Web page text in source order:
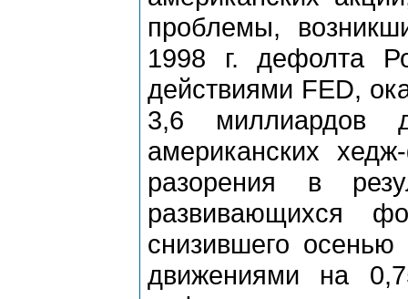
проблемы,
1998 г. дефолта
действиями FED,
3,6 миллиардов
американских
разорения в
развивающихся
снизившего
движениями на